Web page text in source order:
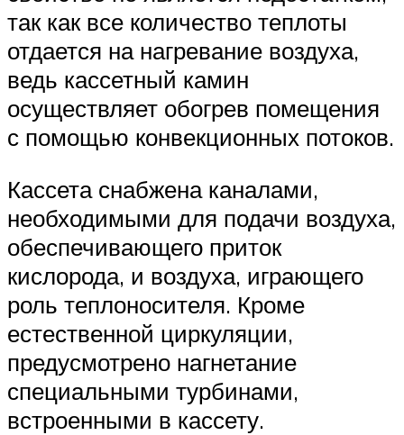
так как все количество теплоты
отдается на нагревание воздуха,
ведь кассетный камин
осуществляет обогрев помещения
с помощью конвекционных потоков.
Кассета снабжена каналами,
необходимыми для подачи воздуха,
обеспечивающего приток
кислорода, и воздуха, играющего
роль теплоносителя. Кроме
естественной циркуляции,
предусмотрено нагнетание
специальными турбинами,
встроенными в кассету.